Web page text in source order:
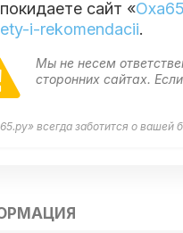
сайт «
i-rekomendacii.
Мы не несем
сторонних сайтах.
всегда заботится о вашей